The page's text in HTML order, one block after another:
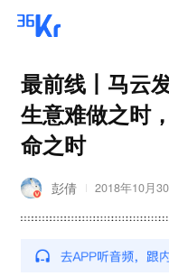
最前线丨马云
生意难做之时
命之时
彭倩 2018年10月